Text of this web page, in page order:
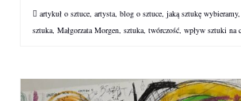
artykuł o sztuce, artysta, blog o sztuce, jaką sztukę wybieramy,
sztuka, Małgorzata Morgen, sztuka, twórczość, wpływ sztuki na